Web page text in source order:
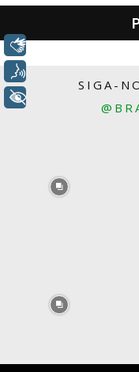
SIGA-
Libras